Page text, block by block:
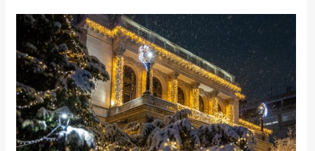
Kultura
Lifestyle
Beauty
Fashion
Zdravlje